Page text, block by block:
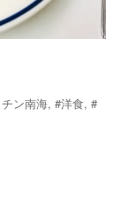
ン南海,#洋食,#